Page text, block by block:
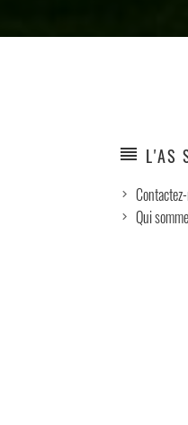
reorder L'AS
Qui